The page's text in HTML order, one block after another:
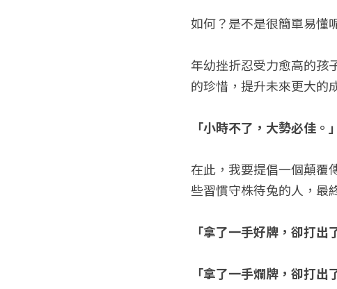
如何？是不是很簡單易懂
年幼挫折忍受力愈高的孩
的珍惜，提升未來更大的
「小時不了，大勢必佳。」
在此，我要提倡一個顛覆
些習慣守株待兔的人，最
「拿了一手好牌，卻打出
「拿了一手爛牌，卻打出